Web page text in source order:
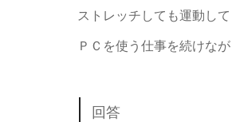
ストレッチしても運動し
ＰＣを使う仕事を続けな
回答